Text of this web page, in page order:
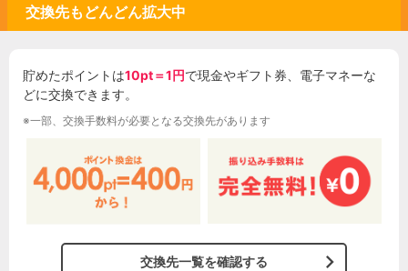
交換先もどんどん拡大中
貯めたポイントは10pt＝1円で現金やギフト券、電子マネーな
どに交換できます。
※一部、交換手数料が必要となる交換先があります
交換先一覧を確認する